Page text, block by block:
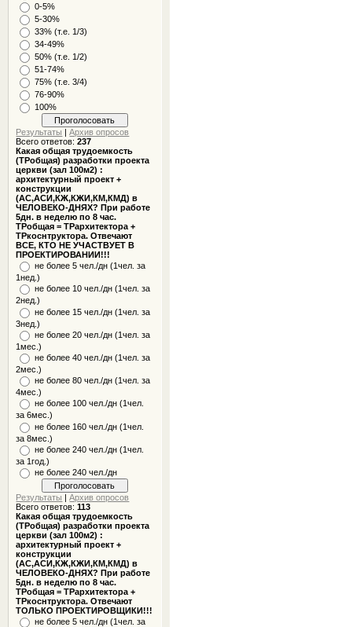
0-5%
5-30%
33% (т.е. 1/3)
34-49%
50% (т.е. 1/2)
51-74%
75% (т.е. 3/4)
76-90%
100%
Результаты |Архив опросов
Всего ответов:237
Какая общая трудоемкость
(ТРобщая) разработки проекта
церкви (зал 100м2) :
архитектурный проект +
конструкции
(АС,АСИ,КЖ,КЖИ,КМ,КМД) в
ЧЕЛОВЕКО-ДНЯХ? При работе
5дн. в неделю по 8 час.
ТРобщая = ТРархитектора +
ТРкоснтруктора. Отвечают
ВСЕ, КТО НЕ УЧАСТВУЕТ В
ПРОЕКТИРОВАНИИ!!!
не более 5 чел./дн (1чел. за
1нед.)
не более 10 чел./дн (1чел. за
2нед.)
не более 15 чел./дн (1чел. за
3нед.)
не более 20 чел./дн (1чел. за
1мес.)
не более 40 чел./дн (1чел. за
2мес.)
не более 80 чел./дн (1чел. за
4мес.)
не более 100 чел./дн (1чел.
за 6мес.)
не более 160 чел./дн (1чел.
за 8мес.)
не более 240 чел./дн (1чел.
за 1год.)
не более 240 чел./дн
Результаты |Архив опросов
Всего ответов:113
Какая общая трудоемкость
(ТРобщая) разработки проекта
церкви (зал 100м2) :
архитектурный проект +
конструкции
(АС,АСИ,КЖ,КЖИ,КМ,КМД) в
ЧЕЛОВЕКО-ДНЯХ? При работе
5дн. в неделю по 8 час.
ТРобщая = ТРархитектора +
ТРкоснтруктора. Отвечают
ТОЛЬКО ПРОЕКТИРОВЩИКИ!!!
не более 5 чел./дн (1чел. за